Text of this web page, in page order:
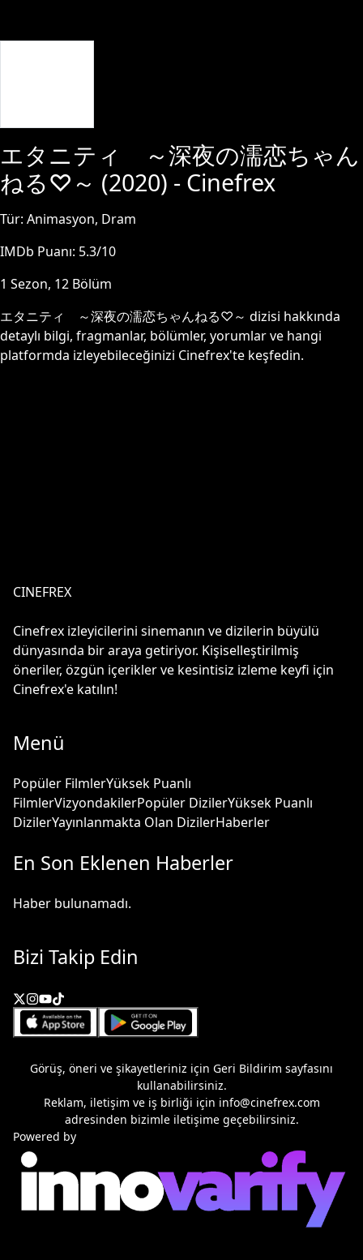
エタニティ ～深夜の濡恋ちゃん
ねる♡～ (2020) - Cinefrex
Tür: Animasyon, Dram
IMDb Puanı: 5.3/10
1 Sezon, 12 Bölüm
エタニティ ～深夜の濡恋ちゃんねる♡～ dizisi hakkında
detaylı bilgi, fragmanlar, bölümler, yorumlar ve hangi
platformda izleyebileceğinizi Cinefrex'te keşfedin.
CINEFREX
Cinefrex izleyicilerini sinemanın ve dizilerin büyülü
dünyasında bir araya getiriyor. Kişiselleştirilmiş
öneriler, özgün içerikler ve kesintisiz izleme keyfi için
Cinefrex'e katılın!
Menü
Popüler FilmlerYüksek Puanlı
FilmlerVizyondakilerPopüler DizilerYüksek Puanlı
DizilerYayınlanmakta Olan DizilerHaberler
En Son Eklenen Haberler
Haber bulunamadı.
Bizi Takip Edin
Görüş, öneri ve şikayetleriniz için Geri Bildirim sayfasını
kullanabilirsiniz.
Reklam, iletişim ve iş birliği için info@cinefrex.com
adresinden bizimle iletişime geçebilirsiniz.
Powered by